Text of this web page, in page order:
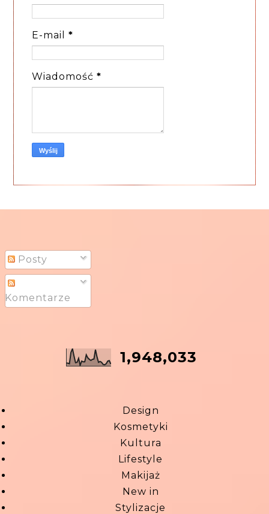
E-mail*
Wiadomość*
Posty
Komentarze
1,948,033
Design
Kosmetyki
Kultura
Lifestyle
Makijaż
New in
Stylizacje